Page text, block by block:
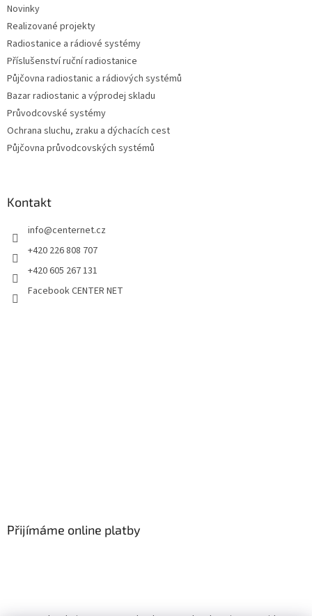
Novinky
Realizované projekty
Radiostanice a rádiové systémy
Příslušenství ruční radiostanice
Půjčovna radiostanic a rádiových systémů
Bazar radiostanic a výprodej skladu
Průvodcovské systémy
Ochrana sluchu, zraku a dýchacích cest
Půjčovna průvodcovských systémů
Kontakt
info@centernet.cz
+420 226 808 707
+420 605 267 131
Facebook CENTER NET
Přijímáme online platby